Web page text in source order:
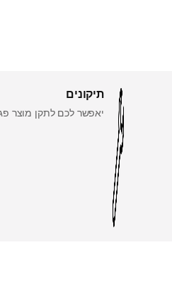
תיקונים
יאפשר לכם לתקן מוצר